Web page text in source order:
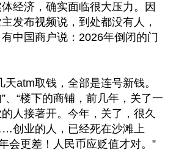
经济，确实面临很大压力。因
发布视频说，到处都没有人，
中国商户说：2026年倒闭的门
天atm取钱，全部是连号新钱。
、“楼下的商铺，前几年，关了一
人接著开。今年，关了，很久
创业的人，已经死在沙滩上
会更差！人民币应贬值才对。”